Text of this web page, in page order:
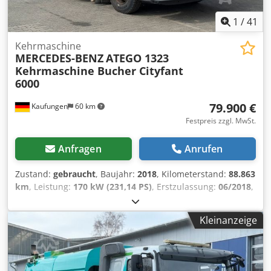
gebrauchtes Fahrzeug in Zahlung. Finanzierung direkt bei
uns im Hause möglich. GOLEC NUTZFAHRZEUGE GMBH Wir
sprechen: Deutsch, English, Spanish, Polnisch, Ukrainisch,
Russisch, Bulgarisch. ----.
1 /41
Kaufungen 60 km
Kehrmaschine
MERCEDES-BENZATEGO 1323
Kehrmaschine Bucher Cityfant
6000
79.900 €
Festpreis zzgl. MwSt.
Anfragen Anrufen
Zustand: gebraucht, Baujahr: 2018, Kilometerstand: 88.863
km, Leistung: 170 kW (231,14 PS), Erstzulassung: 06/2018,
, Kraftstofftyp:
Weiß, Achsen-Konfiguration:2 Achsen, nächste Prüfung
(TÜV):
, Getriebetyp: mechanisch, Emissionsklasse:
Euro6, Laderaumvolumen:6 m³, Ausstattung:
Klimaanlage, Interne Fahrzeugnr.: G400141 Ab sofort zur
Verfügung auf unserem Hof in Kaufungen Mehr INFO
Kleinanzeige